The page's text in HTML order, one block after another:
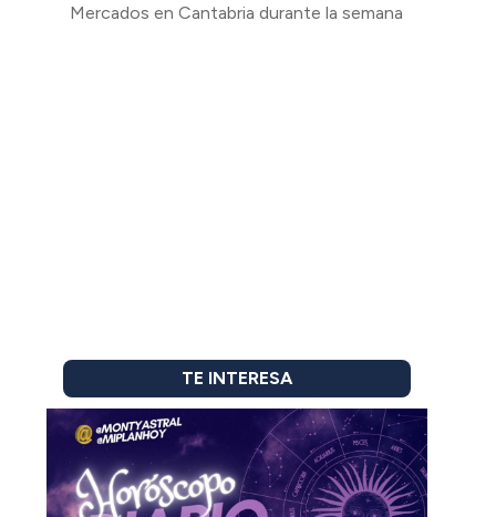
Mercados en Cantabria durante la semana
TE INTERESA